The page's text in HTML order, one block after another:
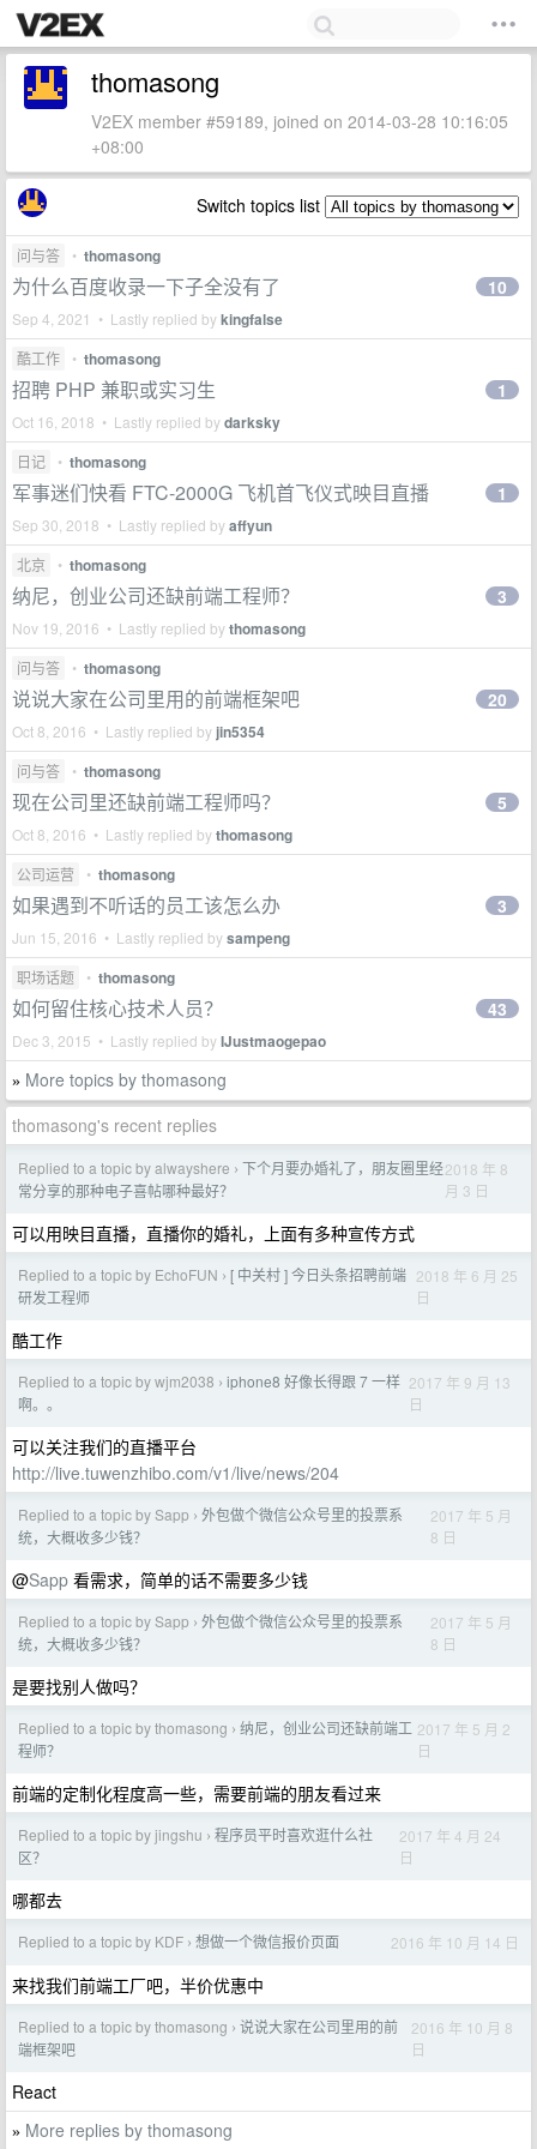
thomasong
V2EX member #59189, joined on 2014-03-28 10:16:05
+08:00
Switch topics list
问与答 • thomasong
为什么百度收录一下子全没有了
Sep 4, 2021 • Lastly replied bykingfalse
10
酷工作 • thomasong
招聘 PHP 兼职或实习生
Oct 16, 2018 • Lastly replied bydarksky
1
日记 • thomasong
军事迷们快看 FTC-2000G 飞机首飞仪式映目直播
Sep 30, 2018 • Lastly replied byaffyun
1
北京 • thomasong
纳尼，创业公司还缺前端工程师？
Nov 19, 2016 • Lastly replied bythomasong
3
问与答 • thomasong
说说大家在公司里用的前端框架吧
Oct 8, 2016 • Lastly replied by jin5354
20
问与答 • thomasong
现在公司里还缺前端工程师吗？
Oct 8, 2016 • Lastly replied bythomasong
5
公司运营 • thomasong
如果遇到不听话的员工该怎么办
Jun 15, 2016 • Lastly replied bysampeng
3
职场话题 • thomasong
如何留住核心技术人员？
Dec 3, 2015 • Lastly replied byIJustmaogepao
43
» More topics by thomasong
thomasong's recent replies
Replied to a topic by alwayshere › 下个月要办婚礼了，朋友圈里经
常分享的那种电子喜帖哪种最好？
2018 年 8
月 3 日
可以用映目直播，直播你的婚礼，上面有多种宣传方式
Replied to a topic by EchoFUN › [ 中关村 ] 今日头条招聘前端
研发工程师
2018 年 6 月 25
日
酷工作
Replied to a topic by wjm2038 › iphone8 好像长得跟 7 一样
啊。。
2017 年 9 月 13
日
可以关注我们的直播平台
http://live.tuwenzhibo.com/v1/live/news/204
Replied to a topic by Sapp › 外包做个微信公众号里的投票系
统，大概收多少钱？
2017 年 5 月
8 日
@Sapp 看需求，简单的话不需要多少钱
Replied to a topic by Sapp › 外包做个微信公众号里的投票系
统，大概收多少钱？
2017 年 5 月
8 日
是要找别人做吗？
Replied to a topic by thomasong › 纳尼，创业公司还缺前端工
程师？
2017 年 5 月 2
日
前端的定制化程度高一些，需要前端的朋友看过来
Replied to a topic by jingshu › 程序员平时喜欢逛什么社
区？
2017 年 4 月 24
日
哪都去
Replied to a topic by KDF › 想做一个微信报价页面 2016 年 10 月 14 日
来找我们前端工厂吧，半价优惠中
Replied to a topic by thomasong › 说说大家在公司里用的前
端框架吧
2016 年 10 月 8
日
React
» More replies by thomasong